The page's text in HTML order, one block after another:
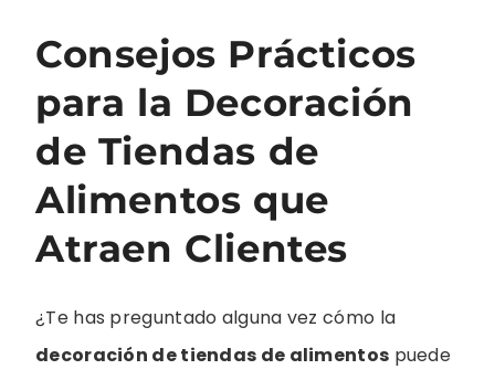
Consejos Prácticos
para la Decoración
de Tiendas de
Alimentos que
Atraen Clientes
¿Te has preguntado alguna vez cómo la
decoración de tiendas de alimentos puede